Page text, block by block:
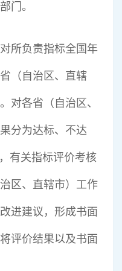
门。
所负责指标全国年
（自治区、直辖
对各省（自治区、
分为达标、不达
有关指标评价考核
区、直辖市）工作
进建议，形成书面
评价结果以及书面